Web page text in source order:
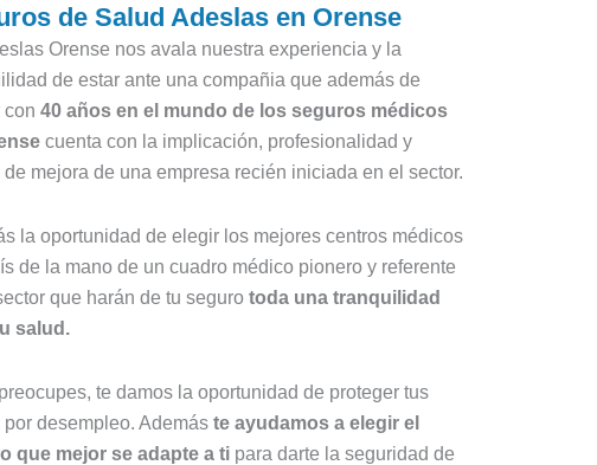
de Salud Adeslas en Orense
Orense nos avala nuestra experiencia y la
de estar ante una compañia que además de
con 40 años en el mundo de los seguros médicos
cuenta con la implicación, profesionalidad y
de mejora de una empresa recién iniciada en el sector.
la oportunidad de elegir los mejores centros médicos
de la mano de un cuadro médico pionero y referente
que harán de tu seguro toda una tranquilidad
salud.
te damos la oportunidad de proteger tus
por desempleo. Además te ayudamos a elegir el
que mejor se adapte a ti para darte la seguridad de